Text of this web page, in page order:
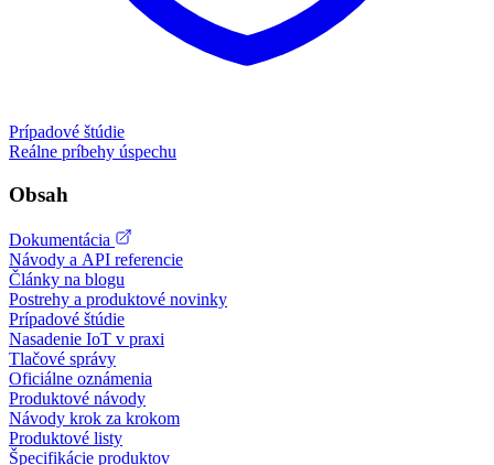
Prípadové štúdie
Reálne príbehy úspechu
Obsah
Dokumentácia
Návody a API referencie
Články na blogu
Postrehy a produktové novinky
Prípadové štúdie
Nasadenie IoT v praxi
Tlačové správy
Oficiálne oznámenia
Produktové návody
Návody krok za krokom
Produktové listy
Špecifikácie produktov